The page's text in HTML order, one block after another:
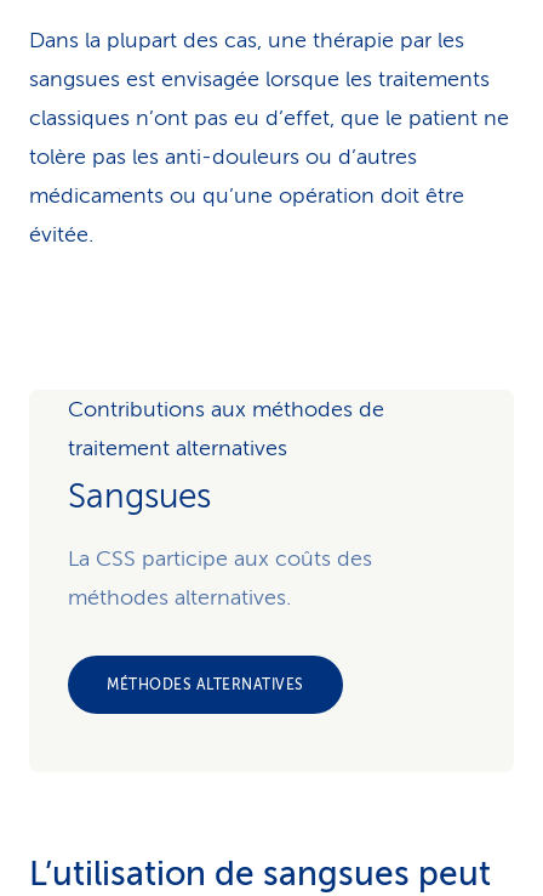
Dans la plupart des cas, une thérapie par les
sangsues est envisagée lorsque les traitements
classiques n’ont pas eu d’effet, que le patient ne
tolère pas les anti-douleurs ou d’autres
médicaments ou qu’une opération doit être
évitée.
Contributions aux méthodes de
traitement alternatives
Sangsues
La CSS participe aux coûts des
méthodes alternatives.
MÉTHODES ALTERNATIVES
L’utilisation de sangsues peut